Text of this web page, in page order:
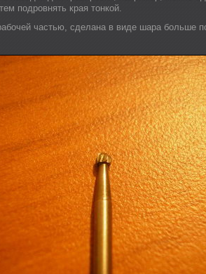
подровнять края тонкой.
частью, сделана в виде шара больше